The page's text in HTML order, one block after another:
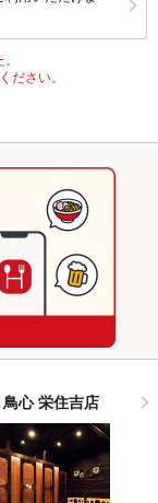
ださい。
心 栄住吉店